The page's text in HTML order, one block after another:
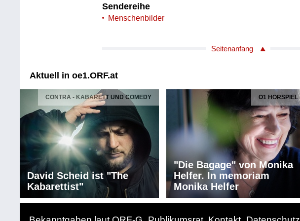
Sendereihe
Menschenbilder
Seitenanfang
Aktuell in oe1.ORF.at
CONTRA - KABARETT UND COMEDY
David Scheid ist "The
Kabarettist"
Ö1 HÖRSPIEL
"Die Bagage" von Monika
Helfer. In memoriam
Monika Helfer